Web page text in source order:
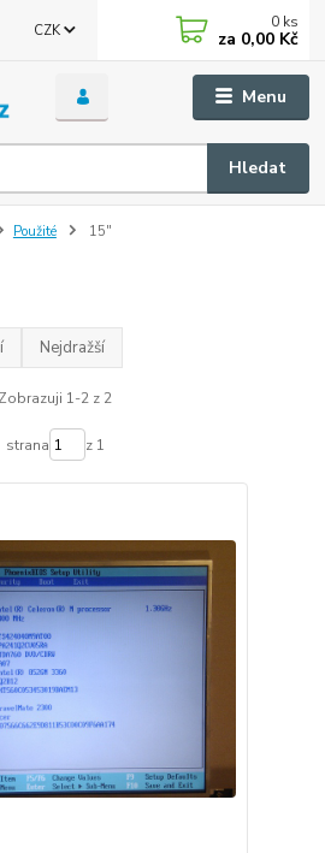
Menu
CZK
Hledat
0 ks
za 0,00 Kč
Použité 15"
Nejdražší
Zobrazuji 1-2 z 2
strana z 1